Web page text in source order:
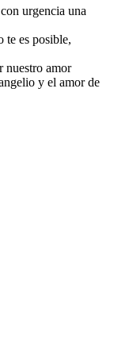
urgencia una
te es posible,
nuestro amor
y el amor de